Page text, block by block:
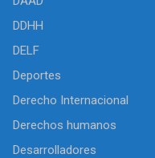
DDHH
DELF
Deportes
Derecho Internacional
Derechos humanos
Desarrolladores